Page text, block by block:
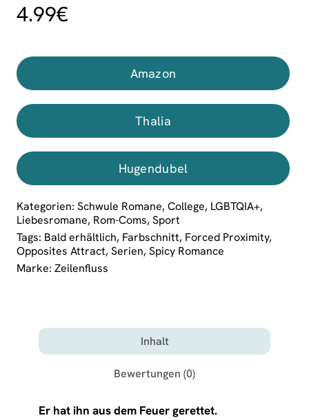
4.99€
Amazon
Thalia
Hugendubel
Kategorien: Schwule Romane, College, LGBTQIA+,
Liebesromane, Rom-Coms, Sport
Tags: Bald erhältlich, Farbschnitt, Forced Proximity,
Opposites Attract, Serien, Spicy Romance
Marke: Zeilenfluss
Inhalt
Bewertungen (0)
Er hat ihn aus dem Feuer gerettet.